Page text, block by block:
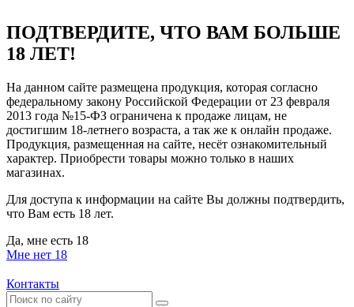
ПОДТВЕРДИТЕ, ЧТО ВАМ БОЛЬШЕ
18 ЛЕТ!
На данном сайте размещена продукция, которая согласно
федеральному закону Российской Федерации от 23 февраля
2013 года №15-ФЗ ограничена к продаже лицам, не
достигшим 18-летнего возраста, а так же к онлайн продаже.
Продукция, размещенная на сайте, несёт ознакомительный
характер. Приобрести товары можно только в наших
магазинах.
Для доступа к информации на сайте Вы должны подтвердить,
что Вам есть 18 лет.
Да, мне есть 18
Мне нет 18
Контакты